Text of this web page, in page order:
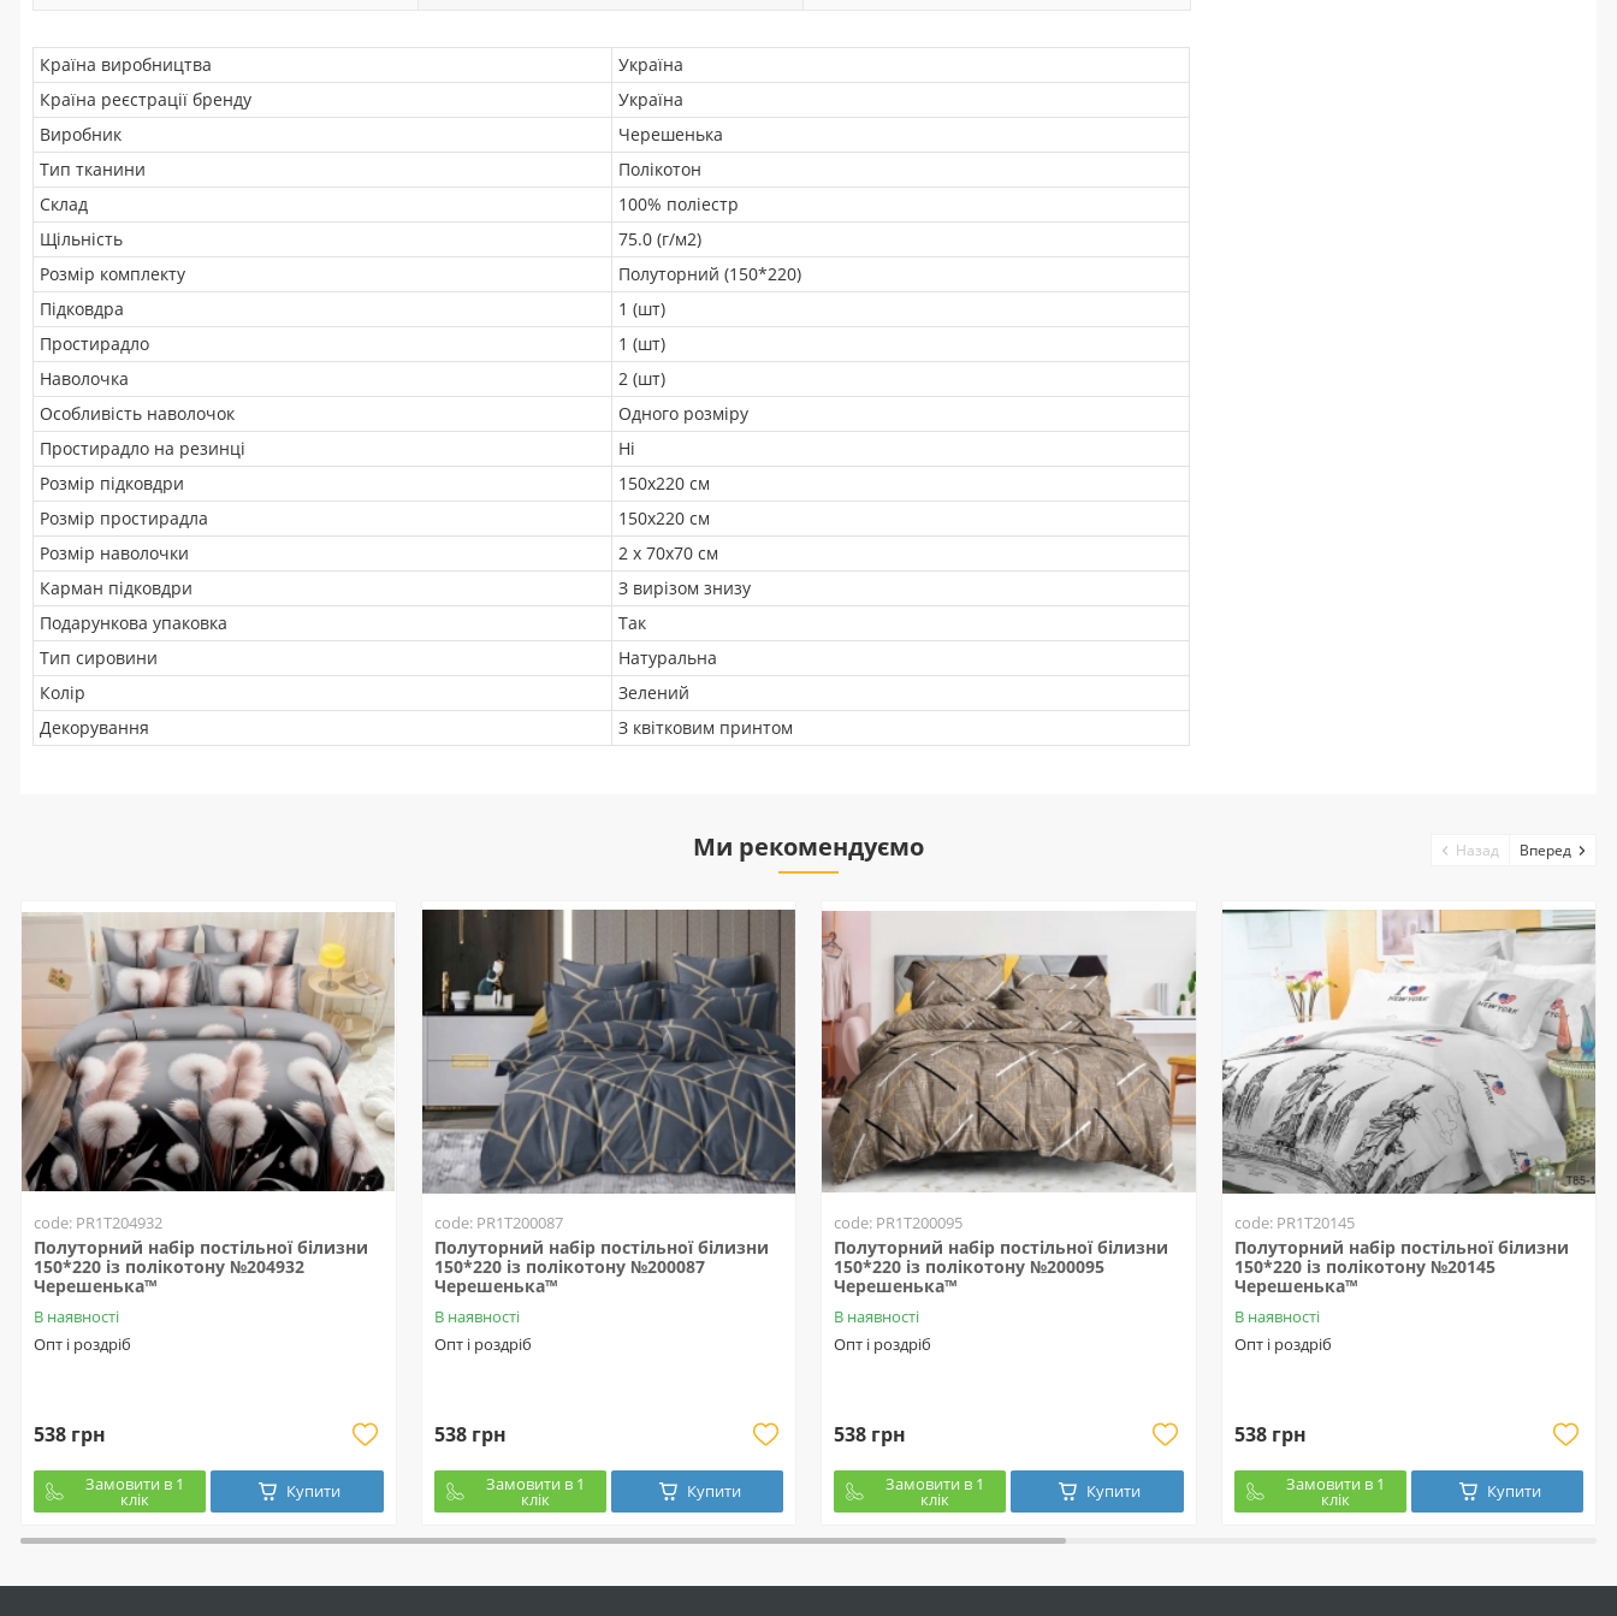
Країна виробництва
Україна
Країна реєстрації бренду
Україна
Виробник
Черешенька
Тип тканини
Полікотон
Склад
100% поліестр
Щільність
75.0 (г/м2)
Розмір комплекту
Полуторний (150*220)
Підковдра
1 (шт)
Простирадло
1 (шт)
Наволочка
2 (шт)
Особливість наволочок
Одного розміру
Простирадло на резинці
Ні
Розмір підковдри
150х220 см
Розмір простирадла
150х220 см
Розмір наволочки
2 х 70х70 см
Карман підковдри
З вирізом знизу
Подарункова упаковка
Так
Тип сировини
Натуральна
Колір
Зелений
Декорування
З квітковим принтом
Ми рекомендуємо
code: PR1T204932
Полуторний набір постільної білизни
150*220 із полікотону №204932
Черешенька™
В наявності
Опт і роздріб
538 грн
Замовити в 1
клік Купити
code: PR1T200087
Полуторний набір постільної білизни
150*220 із полікотону №200087
Черешенька™
В наявності
Опт і роздріб
538 грн
Замовити в 1
клік Купити
code: PR1T200095
Полуторний набір постільної білизни
150*220 із полікотону №200095
Черешенька™
В наявності
Опт і роздріб
538 грн
Замовити в 1
клік Купити
code: PR1T20145
Полуторний набір постільної білизни
150*220 із полікотону №20145
Черешенька™
В наявності
Опт і роздріб
538 грн
Замовити в 1
клік Купити
Назад Вперед